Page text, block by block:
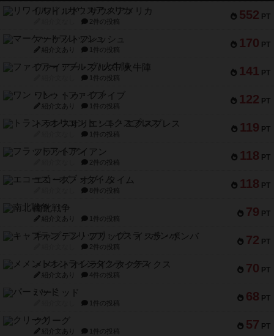
552 PT
リワイルド：サウスアメリカ
2件の投稿
170 PT
マーケットフレッシュ
紹介文あり 1件の投稿
141 PT
ファイアー・ブルズ / 火牛陣
1件の投稿
122 PT
ワン・トゥ・ファイブ
紹介文あり 1件の投稿
119 PT
トランスオリエント・エクスプレス
1件の投稿
118 PT
フラットアイアン
2件の投稿
118 PT
エコーズ・オブ・タイム
8件の投稿
79 PT
南北戦争
紹介文あり 1件の投稿
72 PT
キャプテン・フリップ：イスラ・ボンバ
2件の投稿
70 PT
メメントオンラインタクティクス
紹介文あり 4件の投稿
68 PT
パーミッド
1件の投稿
57 PT
クリーグ
紹介文あり 1件の投稿